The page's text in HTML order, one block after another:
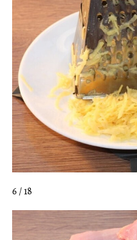
6 / 18